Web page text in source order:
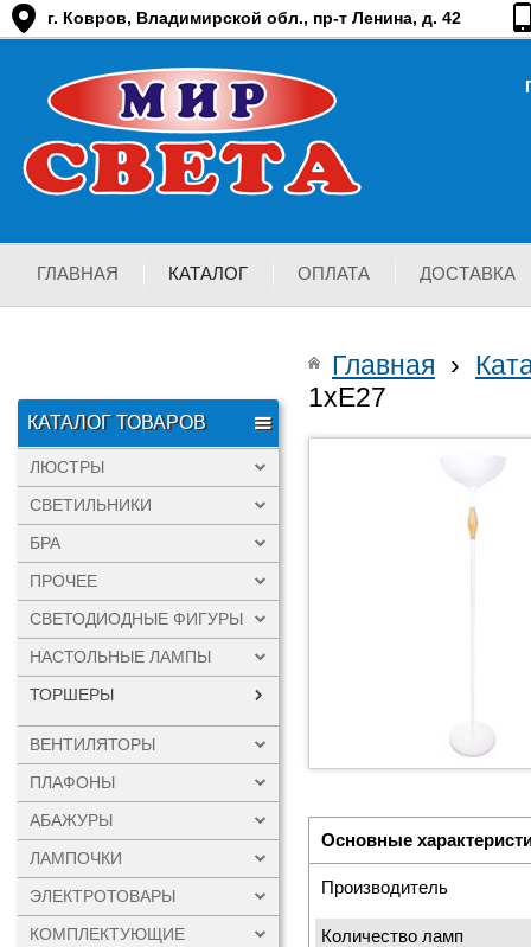
г. Ковров, Владимирской обл., пр-т Ленина, д. 42
ГЛАВНАЯ КАТАЛОГ ОПЛАТА ДОСТАВКА
КАТАЛОГ ТОВАРОВ
ЛЮСТРЫ
СВЕТИЛЬНИКИ
БРА
ПРОЧЕЕ
СВЕТОДИОДНЫЕ ФИГУРЫ
НАСТОЛЬНЫЕ ЛАМПЫ
ТОРШЕРЫ
ВЕНТИЛЯТОРЫ
ПЛАФОНЫ
АБАЖУРЫ
ЛАМПОЧКИ
ЭЛЕКТРОТОВАРЫ
КОМПЛЕКТУЮЩИЕ
Главная ›
1хЕ27
Основные
Производитель
Количество ламп